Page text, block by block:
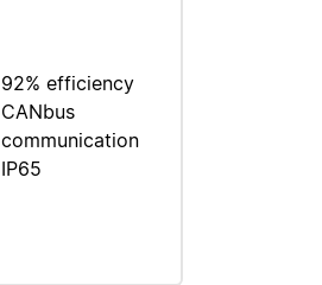
92% efficiency
CANbus
communication
IP65